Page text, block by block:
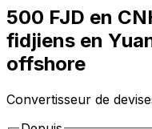
500 FJD en
fidjiens en
offshore
Convertisseur de